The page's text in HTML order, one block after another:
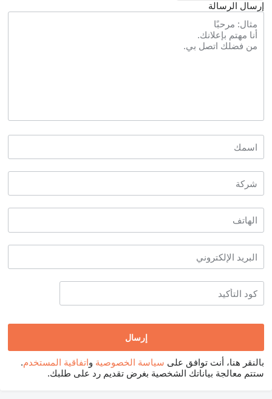
إرسال الرسالة
بالنقر هنا، أنت توافق على سياسة الخصوصية واتفاقية المستخدم.
ستتم معالجة بياناتك الشخصية بغرض تقديم رد على طلبك.